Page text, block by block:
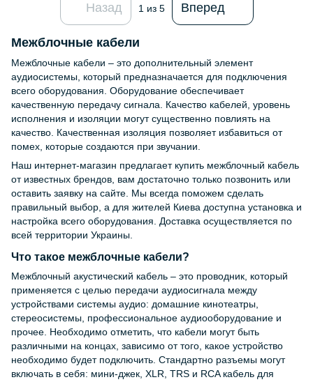
Назад 1 из 5 Вперед
Межблочные кабели
Межблочные кабели – это дополнительный элемент
аудиосистемы, который предназначается для подключения
всего оборудования. Оборудование обеспечивает
качественную передачу сигнала. Качество кабелей, уровень
исполнения и изоляции могут существенно повлиять на
качество. Качественная изоляция позволяет избавиться от
помех, которые создаются при звучании.
Наш интернет-магазин предлагает купить межблочный кабель
от известных брендов, вам достаточно только позвонить или
оставить заявку на сайте. Мы всегда поможем сделать
правильный выбор, а для жителей Киева доступна установка и
настройка всего оборудования. Доставка осуществляется по
всей территории Украины.
Что такое межблочные кабели?
Межблочный акустический кабель – это проводник, который
применяется с целью передачи аудиосигнала между
устройствами системы аудио: домашние кинотеатры,
стереосистемы, профессиональное аудиооборудование и
прочее. Необходимо отметить, что кабели могут быть
различными на концах, зависимо от того, какое устройство
необходимо будет подключить. Стандартно разъемы могут
включать в себя: мини-джек, XLR, TRS и RCA кабель для